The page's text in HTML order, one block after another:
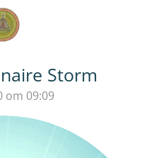
Storm
om 09:09